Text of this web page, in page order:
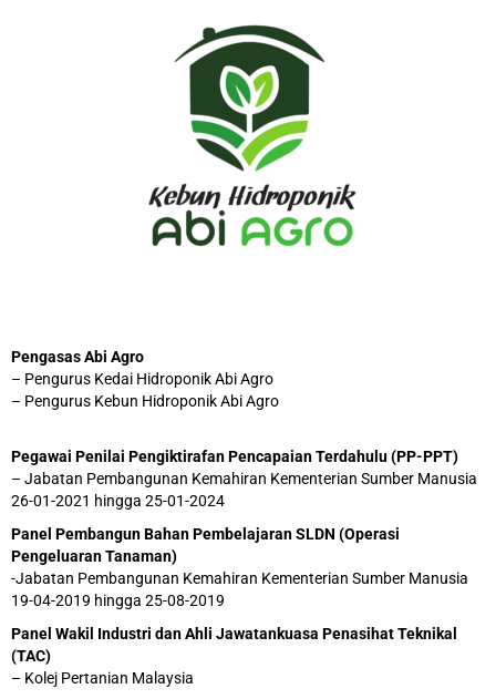
Pengasas Abi Agro
– Pengurus Kedai Hidroponik Abi Agro
– Pengurus Kebun Hidroponik Abi Agro
Pegawai Penilai Pengiktirafan Pencapaian Terdahulu (PP-PPT)
– Jabatan Pembangunan Kemahiran Kementerian Sumber Manusia
26-01-2021 hingga 25-01-2024
Panel Pembangun Bahan Pembelajaran SLDN (Operasi
Pengeluaran Tanaman)
-Jabatan Pembangunan Kemahiran Kementerian Sumber Manusia
19-04-2019 hingga 25-08-2019
Panel Wakil Industri dan Ahli Jawatankuasa Penasihat Teknikal
(TAC)
– Kolej Pertanian Malaysia